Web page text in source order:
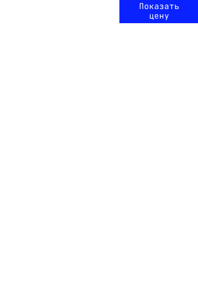
Показать
цену